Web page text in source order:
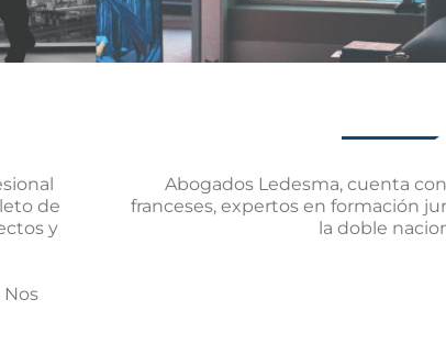
de
y
Abogados Ledesma, cuenta
franceses, expertos en formación
la doble